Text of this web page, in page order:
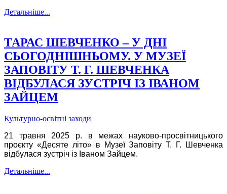
Детальніше...
ТАРАС ШЕВЧЕНКО – У ДНІ
СЬОГОДНІШНЬОМУ. У МУЗЕЇ
ЗАПОВІТУ Т. Г. ШЕВЧЕНКА
ВІДБУЛАСЯ ЗУСТРІЧ ІЗ ІВАНОМ
ЗАЙЦЕМ
Культурно-освітні заходи
21 травня 2025 р. в межах науково-просвітницького
проєкту «Десяте літо» в Музеї Заповіту Т. Г. Шевченка
відбулася зустріч із Іваном Зайцем.
Детальніше...